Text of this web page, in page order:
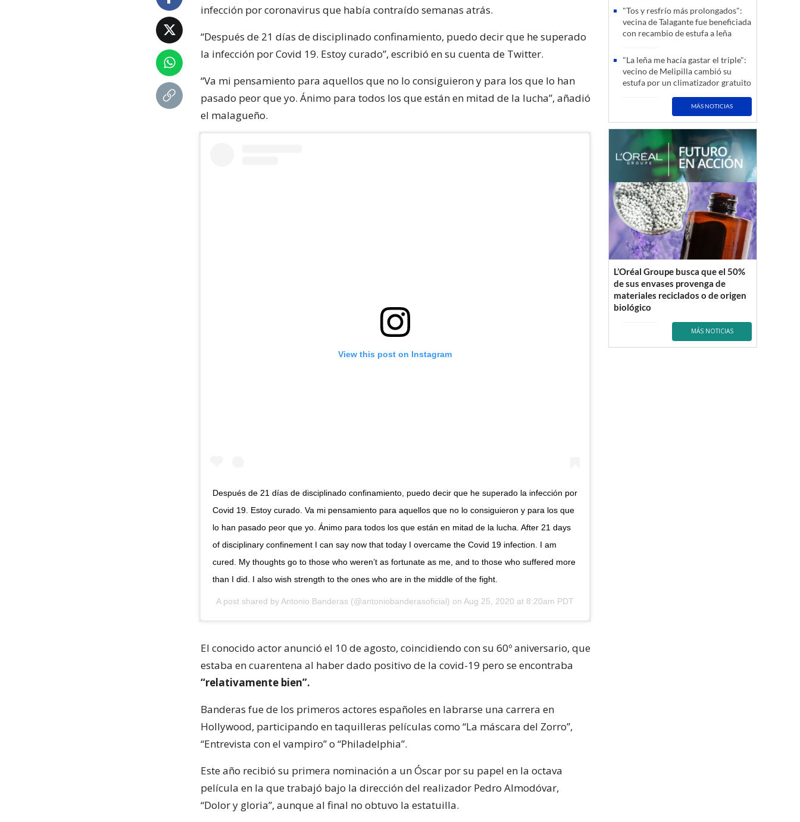
infección por coronavirus que había contraído semanas atrás.
“Después de 21 días de disciplinado confinamiento, puedo decir que he superado
la infección por Covid 19. Estoy curado”, escribió en su cuenta de Twitter.
“Va mi pensamiento para aquellos que no lo consiguieron y para los que lo han
pasado peor que yo. Ánimo para todos los que están en mitad de la lucha”, añadió
el malagueño.
View this post on Instagram
Después de 21 días de disciplinado confinamiento, puedo decir que he superado la infección por
Covid 19. Estoy curado. Va mi pensamiento para aquellos que no lo consiguieron y para los que
lo han pasado peor que yo. Ánimo para todos los que están en mitad de la lucha. After 21 days
of disciplinary confinement I can say now that today I overcame the Covid 19 infection. I am
cured. My thoughts go to those who weren’t as fortunate as me, and to those who suffered more
than I did. I also wish strength to the ones who are in the middle of the fight.
A post shared byAntonio Banderas (@antoniobanderasoficial) on Aug 25, 2020 at 8:20am PDT
El conocido actor anunció el 10 de agosto, coincidiendo con su 60º aniversario, que
estaba en cuarentena al haber dado positivo de la covid-19 pero se encontraba
“relativamente bien”.
Banderas fue de los primeros actores españoles en labrarse una carrera en
Hollywood, participando en taquilleras películas como “La máscara del Zorro”,
“Entrevista con el vampiro” o “Philadelphia”.
Este año recibió su primera nominación a un Óscar por su papel en la octava
película en la que trabajó bajo la dirección del realizador Pedro Almodóvar,
“Dolor y gloria”, aunque al final no obtuvo la estatuilla.
"Tos y resfrío más prolongados":
vecina de Talagante fue beneficiada
con recambio de estufa a leña
"La leña me hacía gastar el triple":
vecino de Melipilla cambió su
estufa por un climatizador gratuito
MÁS NOTICIAS
L’Oréal Groupe busca que el 50%
de sus envases provenga de
materiales reciclados o de origen
biológico
MÁS NOTICIAS